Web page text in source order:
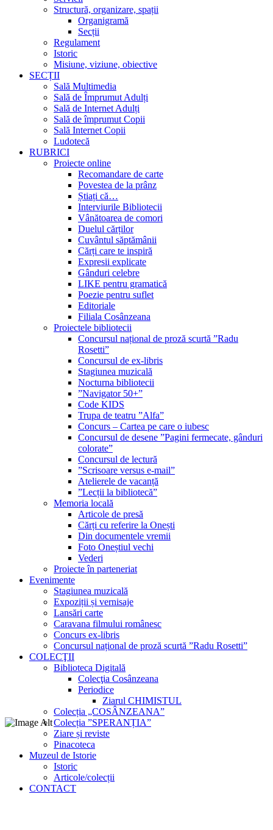
Structură, organizare, spații
Organigramă
Secții
Regulament
Istoric
Misiune, viziune, obiective
SECȚII
Sală Multimedia
Sală de Împrumut Adulți
Sală de Internet Adulți
Sală de împrumut Copii
Sală Internet Copii
Ludotecă
RUBRICI
Proiecte online
Recomandare de carte
Povestea de la prânz
Știați că…
Interviurile Bibliotecii
Vânătoarea de comori
Duelul cărților
Cuvântul săptămânii
Cărți care te inspiră
Expresii explicate
Gânduri celebre
LIKE pentru gramatică
Poezie pentru suflet
Editoriale
Filiala Cosânzeana
Proiectele bibliotecii
Concursul național de proză scurtă ”Radu
Rosetti”
Concursul de ex-libris
Stagiunea muzicală
Nocturna bibliotecii
”Navigator 50+”
Code KIDS
Trupa de teatru ”Alfa”
Concurs – Cartea pe care o iubesc
Concursul de desene ”Pagini fermecate, gânduri
colorate”
Concursul de lectură
”Scrisoare versus e-mail”
Atelierele de vacanță
”Lecții la bibliotecă”
Memoria locală
Articole de presă
Cărți cu referire la Onești
Din documentele vremii
Foto Oneștiul vechi
Vederi
Proiecte în parteneriat
Evenimente
Stagiunea muzicală
Expoziții și vernisaje
Lansări carte
Caravana filmului românesc
Concurs ex-libris
Concursul național de proză scurtă ”Radu Rosetti”
COLECŢII
Biblioteca Digitală
Colecţia Cosânzeana
Periodice
Ziarul CHIMISTUL
Colecția „COSÂNZEANA”
Colecția ”SPERANȚIA”
Ziare și reviste
Pinacoteca
Muzeul de Istorie
Istoric
Articole/colecții
CONTACT